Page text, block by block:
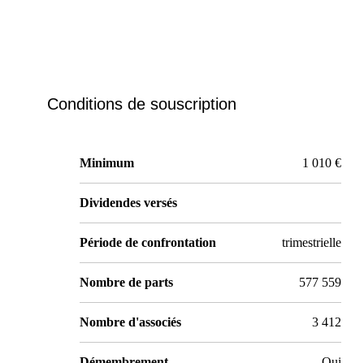
Conditions de souscription
Minimum 1 010 €
Dividendes versés
Période de confrontation trimestrielle
Nombre de parts 577 559
Nombre d'associés 3 412